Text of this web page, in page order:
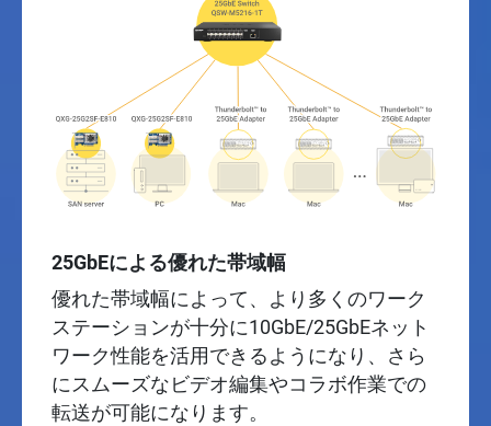
25GbEによる優れた帯域幅
優れた帯域幅によって、より多くのワーク
ステーションが十分に10GbE/25GbEネット
ワーク性能を活用できるようになり、さら
にスムーズなビデオ編集やコラボ作業での
転送が可能になります。